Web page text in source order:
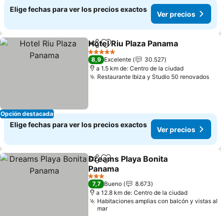
Elige fechas para ver los precios exactos
Ver precios
Opción destacada
CompartirAgregar a favoritos
Hotel Riu Plaza Panama
5 Estrellas
8,9 Excelente
30.527
a 1.5 km de: Centro de la ciudad
Restaurante Ibiza y Studio 50 renovados
Elige fechas para ver los precios exactos
Ver precios
CompartirAgregar a favoritos
Dreams Playa Bonita
Panama
Ver precios
3 Estrellas
7,7 Bueno
8.673
a 12.8 km de: Centro de la ciudad
Habitaciones amplias con balcón y vistas al
mar